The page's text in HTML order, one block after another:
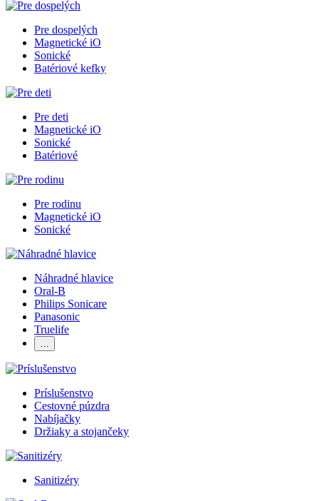
Pre dospelých
Magnetické iO
Sonické
Batériové kefky
Pre deti
Magnetické iO
Sonické
Batériové
Pre rodinu
Magnetické iO
Sonické
Náhradné hlavice
Oral-B
Philips Sonicare
Panasonic
Truelife
…
Príslušenstvo
Cestovné púzdra
Nabíjačky
Držiaky a stojančeky
Sanitizéry